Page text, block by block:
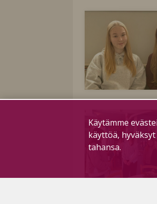
Käytämme
käyttöä,
tahansa.